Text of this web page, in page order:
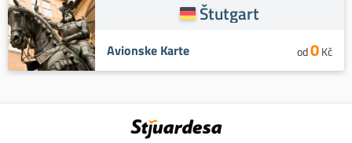
Štutgart
Avionske Karte od0Kč